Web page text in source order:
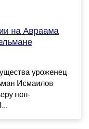
на Авраама
уроженец
Исмаилов
поп-